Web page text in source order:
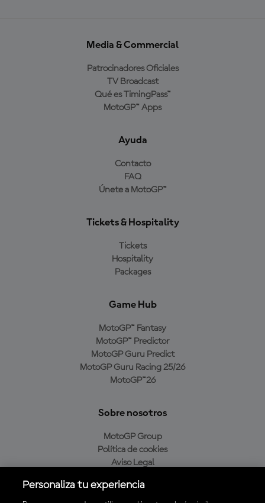
Media & Commercial
Patrocinadores Oficiales
TV Broadcast
Qué es TimingPass™
MotoGP™ Apps
Ayuda
Contacto
FAQ
Únete a MotoGP™
Tickets & Hospitality
Tickets
Hospitality
Packages
Game Hub
MotoGP™ Fantasy
MotoGP™ Predictor
MotoGP Guru Predict
MotoGP Guru Racing 25/26
MotoGP™26
Sobre nosotros
MotoGP Group
Política de cookies
Aviso Legal
Política de compra
Personaliza tu experiencia